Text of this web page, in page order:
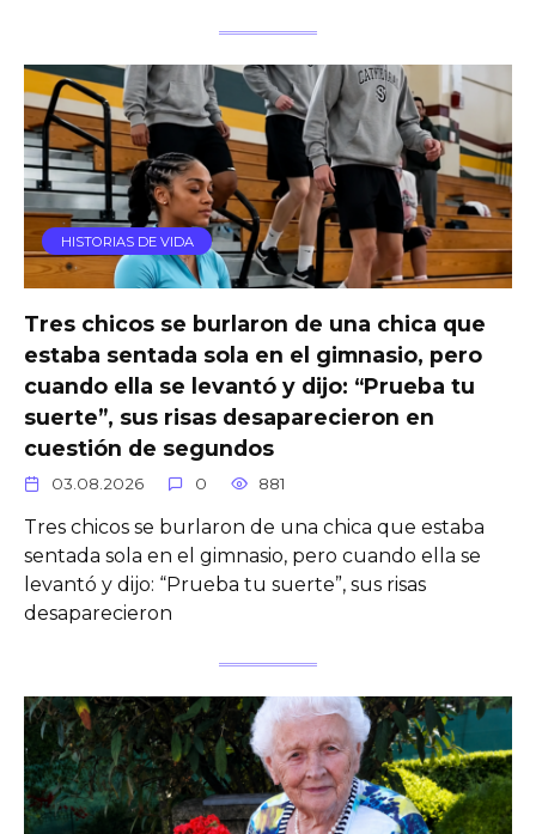
HISTORIAS DE VIDA
Tres chicos se burlaron de una chica que
estaba sentada sola en el gimnasio, pero
cuando ella se levantó y dijo: “Prueba tu
suerte”, sus risas desaparecieron en
cuestión de segundos
03.08.2026 0 881
Tres chicos se burlaron de una chica que estaba
sentada sola en el gimnasio, pero cuando ella se
levantó y dijo: “Prueba tu suerte”, sus risas
desaparecieron